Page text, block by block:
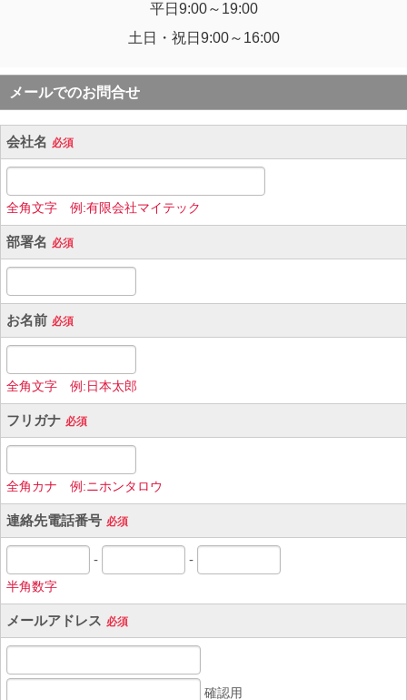
平日9:00～19:00
土日・祝日9:00～16:00